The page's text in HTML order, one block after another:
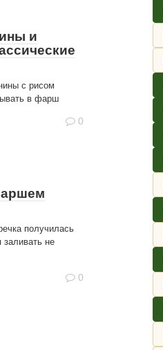
и
с рисом
в фарш
0
получилась
заливать не
0